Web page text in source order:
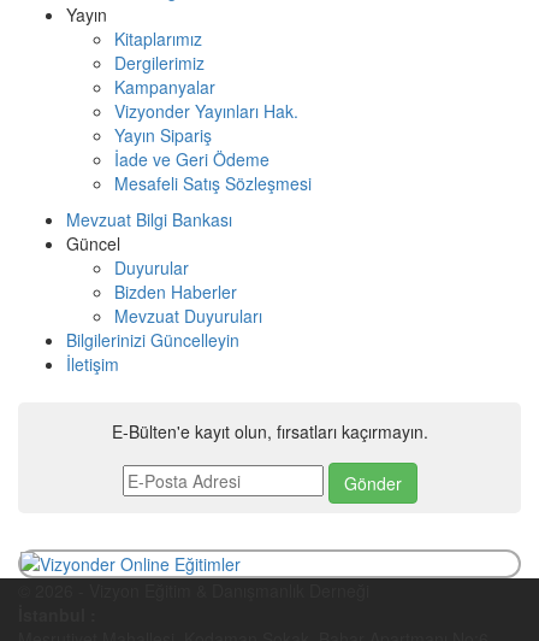
Yayın
Kitaplarımız
Dergilerimiz
Kampanyalar
Vizyonder Yayınları Hak.
Yayın Sipariş
İade ve Geri Ödeme
Mesafeli Satış Sözleşmesi
Mevzuat Bilgi Bankası
Güncel
Duyurular
Bizden Haberler
Mevzuat Duyuruları
Bilgilerinizi Güncelleyin
İletişim
E-Bülten'e kayıt olun, fırsatları kaçırmayın.